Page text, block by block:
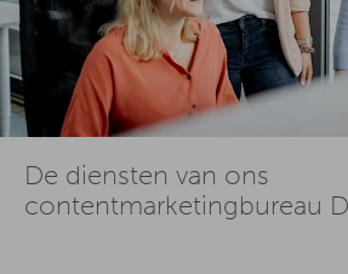
De diensten van ons
contentmarketingbureau